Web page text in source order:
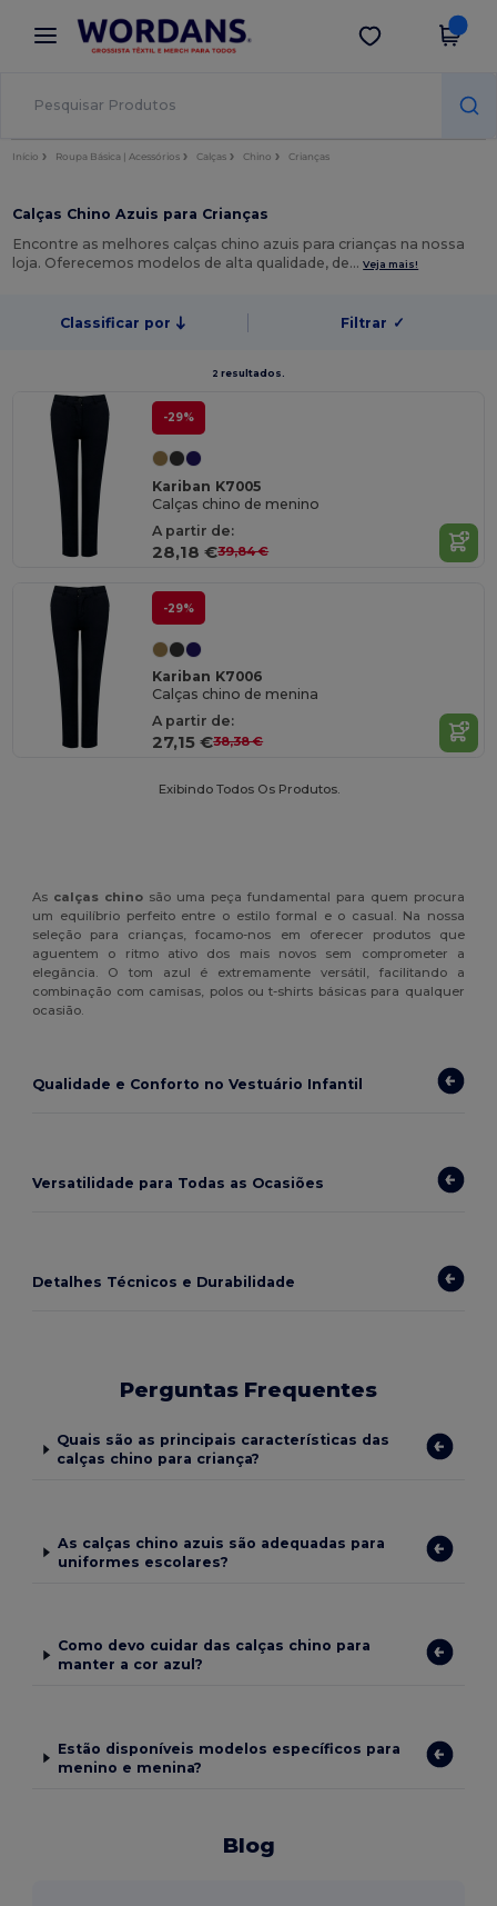
× App Wordans
Melhores preços na app!
Obter app
Início Roupa Básica | Acessórios Calças Chino Crianças
Calças Chino Azuis para Crianças
Encontre as melhores calças chino azuis para crianças na nossa
loja. Oferecemos modelos de alta qualidade, de…Veja mais!
Classificar por Filtrar ✓
2 resultados.
-29%
Kariban K7005
Calças chino de menino
A partir de:
28,18 €39,84 €
-29%
Kariban K7006
Calças chino de menina
A partir de:
27,15 €38,38 €
Exibindo Todos Os Produtos.
As calças chino são uma peça fundamental para quem procura
um equilíbrio perfeito entre o estilo formal e o casual. Na nossa
seleção para crianças, focamo-nos em oferecer produtos que
aguentem o ritmo ativo dos mais novos sem comprometer a
elegância. O tom azul é extremamente versátil, facilitando a
combinação com camisas, polos ou t-shirts básicas para qualquer
ocasião.
Qualidade e Conforto no Vestuário Infantil
Versatilidade para Todas as Ocasiões
Detalhes Técnicos e Durabilidade
Perguntas Frequentes
Quais são as principais características das
calças chino para criança?
As calças chino azuis são adequadas para
uniformes escolares?
Como devo cuidar das calças chino para
manter a cor azul?
Estão disponíveis modelos específicos para
menino e menina?
Blog